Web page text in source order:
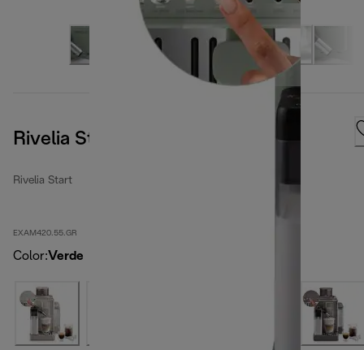
Rivelia Start Jade Green
Rivelia Start
EXAM420.55.GR
Color:Verde